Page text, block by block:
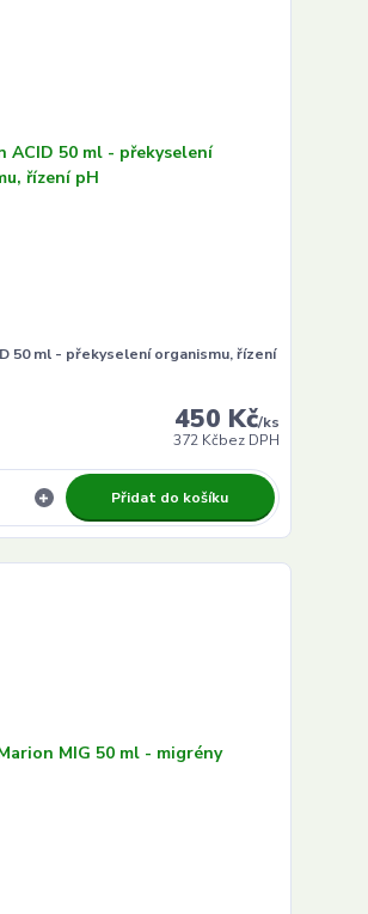
50 ml - překyselení organismu, řízení
450 Kč/ks
372 Kčbez DPH
Přidat do košíku